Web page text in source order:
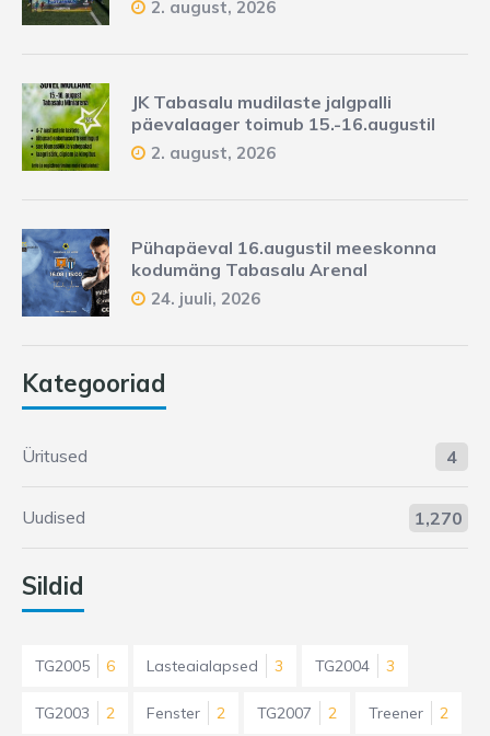
2. august, 2026
JK Tabasalu mudilaste jalgpalli
päevalaager toimub 15.-16.augustil
2. august, 2026
Pühapäeval 16.augustil meeskonna
kodumäng Tabasalu Arenal
24. juuli, 2026
Kategooriad
Üritused 4
Uudised 1,270
Sildid
TG2005 6 Lasteaialapsed 3 TG2004 3
TG2003 2 Fenster 2 TG2007 2 Treener 2